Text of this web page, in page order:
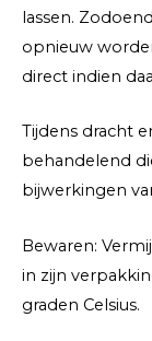
lassen.
opnieuw
direct indien
Tijdens dracht
behandelend
bijwerkingen
Bewaren:
in zijn
graden Celsius.